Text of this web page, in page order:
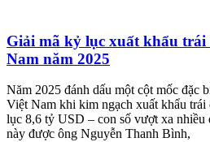
Giải mã kỷ lục xuất khẩu trái
Nam năm 2025
Năm 2025 đánh dấu một cột mốc đặc
Việt Nam khi kim ngạch xuất khẩu trái
lục 8,6 tỷ USD – con số vượt xa
này được ông Nguyễn Thanh Bình,